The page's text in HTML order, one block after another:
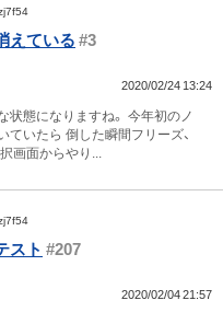
えている#3
2020/02/24 13:24
態になりますね。 今年初のノ
いたら 倒した瞬間フリーズ、
画面からやり...
スト #207
2020/02/04 21:57